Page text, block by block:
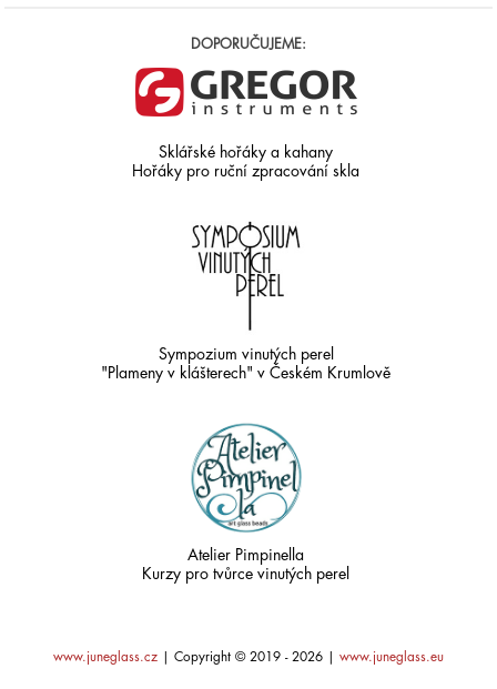
DOPORUČUJEME:
Sklářské hořáky a kahany
Hořáky pro ruční zpracování skla
Sympozium vinutých perel
"Plameny v klášterech" v Českém Krumlově
Atelier Pimpinella
Kurzy pro tvůrce vinutých perel
www.juneglass.cz Copyright © 2019 - 2026 www.juneglass.eu